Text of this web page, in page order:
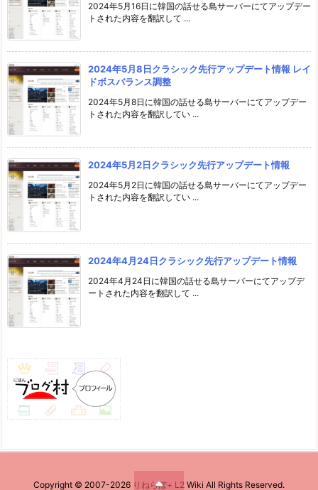
2024年5月16日に韓国の話せる島サーバーにてアップデー
トされた内容を翻訳して ...
2024年5月8日クラシック先行アップデート情報 レイ
ドボスバランス調整
2024年5月8日に韓国の話せる島サーバーにてアップデー
トされた内容を翻訳してい ...
2024年5月2日クラシック先行アップデート情報
2024年5月2日に韓国の話せる島サーバーにてアップデー
トされた内容を翻訳してい ...
2024年4月24日クラシック先行アップデート情報
2024年4月24日に韓国の話せる島サーバーにてアップデ
ートされた内容を翻訳して ...
Copyright © 2007-2026 りねらぼ+ L2 Wiki All Rights Reserved.